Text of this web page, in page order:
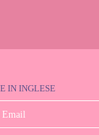
IN INGLESE